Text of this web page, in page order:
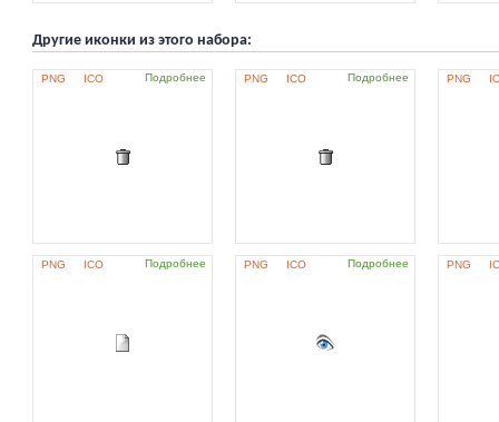
Другие иконки из этого набора:
PNG ICO Подробнее PNG ICO Подробнее PNG
PNG ICO Подробнее PNG ICO Подробнее PNG